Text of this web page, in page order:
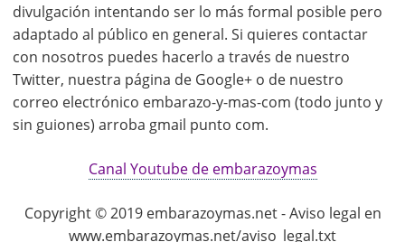
divulgación intentando ser lo más formal posible pero
adaptado al público en general. Si quieres contactar
con nosotros puedes hacerlo a través de nuestro
Twitter, nuestra página de Google+ o de nuestro
correo electrónico embarazo-y-mas-com (todo junto y
sin guiones) arroba gmail punto com.
Canal Youtube de embarazoymas
Copyright © 2019 embarazoymas.net - Aviso legal en
www.embarazoymas.net/aviso_legal.txt